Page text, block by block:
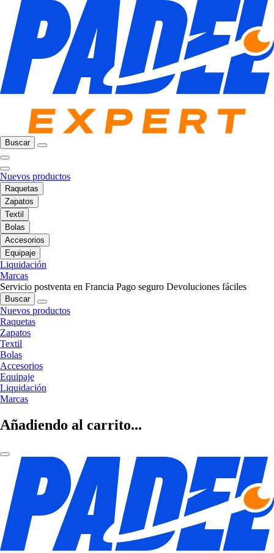
Buscar
Nuevos productos
Raquetas
Zapatos
Textil
Bolas
Accesorios
Equipaje
Liquidación
Marcas
Servicio postventa en Francia Pago seguro Devoluciones fáciles
Buscar
Nuevos productos
Raquetas
Zapatos
Textil
Bolas
Accesorios
Equipaje
Liquidación
Marcas
Añadiendo al carrito...